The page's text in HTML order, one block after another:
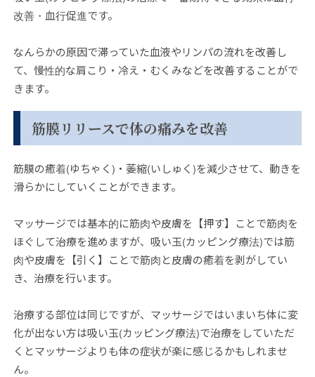
改善・血行促進です。
なんらかの原因で滞っていた血液やリンパの流れを改善し
て、慢性的な肩こり・冷え・むくみなどを改善することがで
きます。
筋膜リリースで体の痛みを改善
筋膜の癒着(ゆちゃく)・萎縮(いしゅく)を減少させて、動きを
滑らかにしていくことができます。
マッサージでは基本的に筋肉や皮膚を【押す】ことで筋肉を
ほぐして治療を進めますが、吸い玉(カッピング療法)では筋
肉や皮膚を【引く】ことで筋肉と皮膚の癒着を剥がしてい
き、治療を行います。
治療する部位は同じですが、マッサージではいまいち体に変
化が出ない方は吸い玉(カッピング療法)で治療をしていただ
くとマッサージよりも体の症状が楽に感じるかもしれませ
ん。